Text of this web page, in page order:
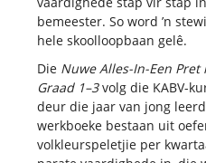
bemeester. So word ’n
hele skoolloopbaan gelê.
Die Nuwe Alles-In-Een
Graad 1–3volg die KABV-
deur die jaar van jong
werkboeke bestaan uit
volkleurspeletjie per